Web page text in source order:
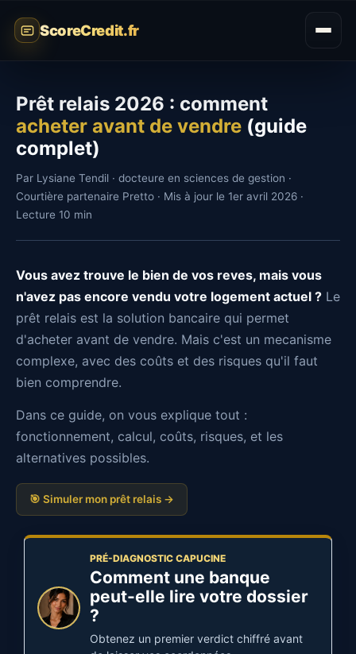
ScoreCredit.fr
Prêt relais 2026 : comment
acheter avant de vendre (guide
complet)
Par Lysiane Tendil · docteure en sciences de gestion ·
Courtière partenaire Pretto · Mis à jour le 1er avril 2026 ·
Lecture 10 min
Vous avez trouve le bien de vos reves, mais vous
n'avez pas encore vendu votre logement actuel ? Le
prêt relais est la solution bancaire qui permet
d'acheter avant de vendre. Mais c'est un mecanisme
complexe, avec des coûts et des risques qu'il faut
bien comprendre.
Dans ce guide, on vous explique tout :
fonctionnement, calcul, coûts, risques, et les
alternatives possibles.
🎯 Simuler mon prêt relais →
PRÉ-DIAGNOSTIC CAPUCINE
Comment une banque
peut-elle lire votre dossier
?
Obtenez un premier verdict chiffré avant